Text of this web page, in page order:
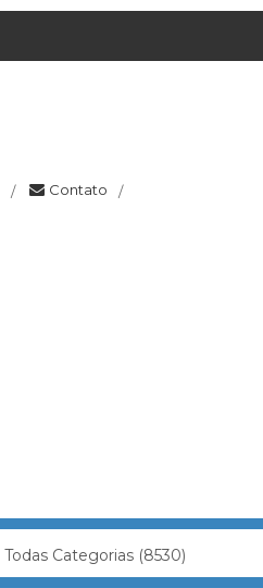
/ Contato /
Todas Categorias (8530)